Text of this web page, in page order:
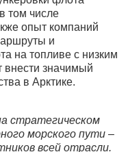
том числе
опыт компаний
и
на топливе с низким
значимый
в Арктике.
стратегическом
морского пути –
всей отрасли.